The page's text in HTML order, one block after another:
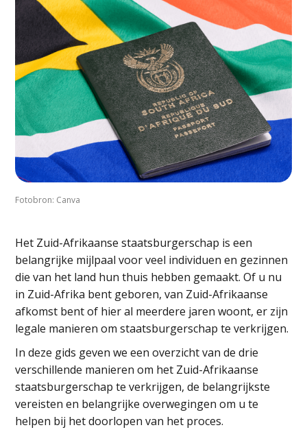
Fotobron: Canva
Het Zuid-Afrikaanse staatsburgerschap is een
belangrijke mijlpaal voor veel individuen en gezinnen
die van het land hun thuis hebben gemaakt. Of u nu
in Zuid-Afrika bent geboren, van Zuid-Afrikaanse
afkomst bent of hier al meerdere jaren woont, er zijn
legale manieren om staatsburgerschap te verkrijgen.
In deze gids geven we een overzicht van de drie
verschillende manieren om het Zuid-Afrikaanse
staatsburgerschap te verkrijgen, de belangrijkste
vereisten en belangrijke overwegingen om u te
helpen bij het doorlopen van het proces.